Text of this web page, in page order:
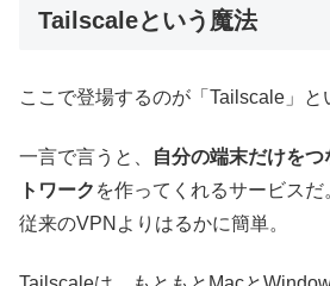
Tailscaleという魔法
ここで登場するのが「Tailscale」と
一言で言うと、
自分の端末だけを
トワーク を作ってくれるサービスだ
従来のVPNよりはるかに簡単。